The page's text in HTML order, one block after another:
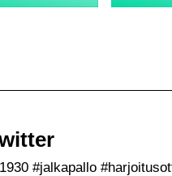
#jalkapallo